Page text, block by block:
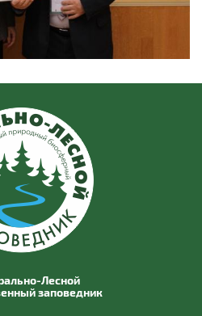
Лесной
заповедник